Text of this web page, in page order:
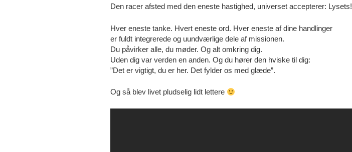
Den racer afsted med den eneste hastighed, universet accepterer: Lysets!
Hver eneste tanke. Hvert eneste ord. Hver eneste af dine handlinger
er fuldt integrerede og uundværlige dele af missionen.
Du påvirker alle, du møder. Og alt omkring dig.
Uden dig var verden en anden. Og du hører den hviske til dig:
”Det er vigtigt, du er her. Det fylder os med glæde”.
Og så blev livet pludselig lidt lettere